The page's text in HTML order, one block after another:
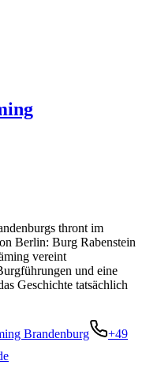
thront im
Berlin: Burg Rabenstein
vereint
und eine
Geschichte tatsächlich
Brandenburg
+49